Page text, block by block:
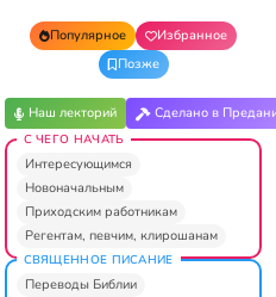
Популярное
Избранное
Позже
Наш лекторий Сделано в
С ЧЕГО НАЧАТЬ
Интересующимся
Новоначальным
Приходским работникам
Регентам, певчим, клирошанам
СВЯЩЕННОЕ ПИСАНИЕ
Переводы Библии